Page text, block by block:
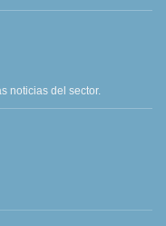
noticias del sector.